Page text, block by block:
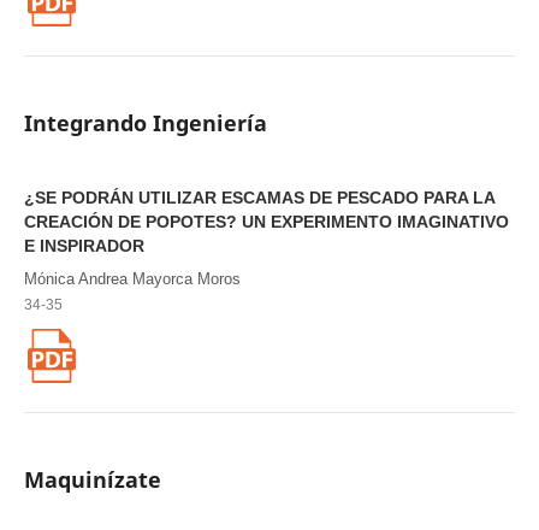
Integrando Ingeniería
¿SE PODRÁN UTILIZAR ESCAMAS DE PESCADO PARA LA
CREACIÓN DE POPOTES? UN EXPERIMENTO IMAGINATIVO
E INSPIRADOR
Mónica Andrea Mayorca Moros
34-35
Maquinízate